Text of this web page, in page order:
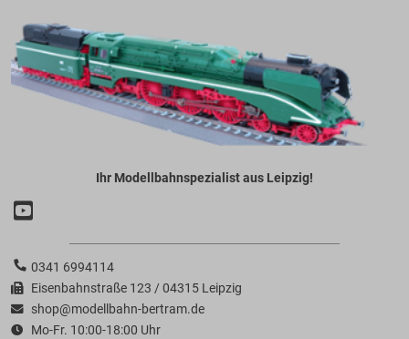
Ihr Modellbahnspezialist aus Leipzig!
0341 6994114
Eisenbahnstraße 123 / 04315 Leipzig
shop@modellbahn-bertram.de
Mo-Fr. 10:00-18:00 Uhr